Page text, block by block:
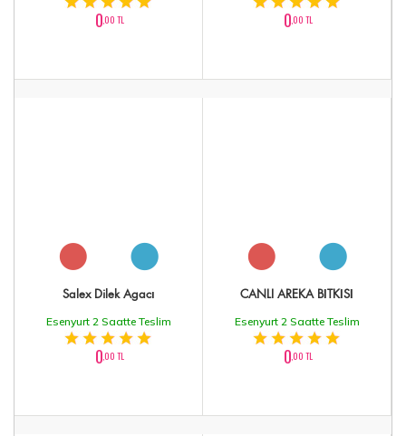
0,00 TL 0,00 TL
Salex Dilek Agacı
Esenyurt 2 Saatte Teslim
0,00 TL
CANLI AREKA BİTKİSİ
Esenyurt 2 Saatte Teslim
0,00 TL